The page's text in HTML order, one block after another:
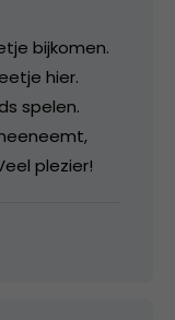
bijkomen.
hier.
spelen.
plezier!